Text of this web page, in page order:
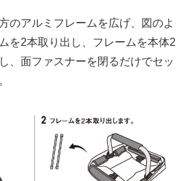
のアルミフレームを広げ、図のよ
を2本取り出し、フレームを本体2
、面ファスナーを閉るだけでセッ